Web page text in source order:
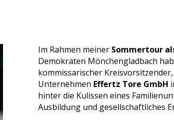
Im Rahmen meiner Sommertour
Demokraten Mönchengladbach
kommissarischer
Unternehmen Effertz Tore GmbH
hinter die Kulissen eines
Ausbildung und gesellschaftliches